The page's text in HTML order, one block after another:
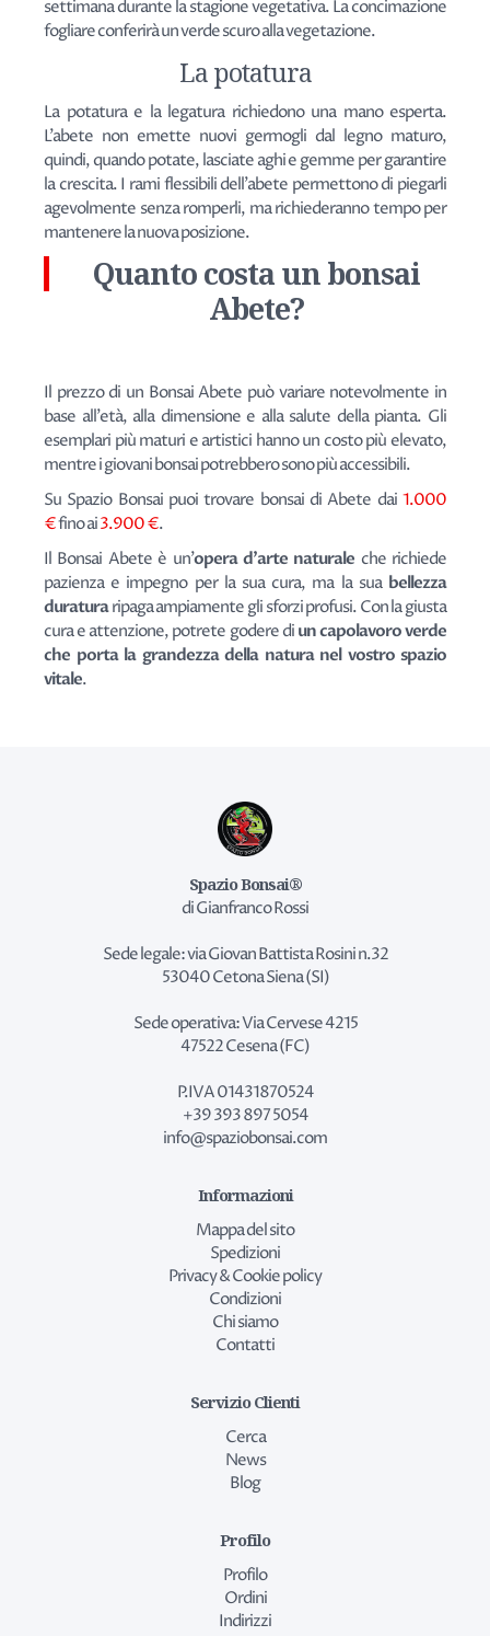
settimana durante la stagione vegetativa. La concimazione
fogliare conferirà un verde scuro alla vegetazione.
La potatura
La potatura e la legatura richiedono una mano esperta.
L'abete non emette nuovi germogli dal legno maturo,
quindi, quando potate, lasciate aghi e gemme per garantire
la crescita. I rami flessibili dell'abete permettono di piegarli
agevolmente senza romperli, ma richiederanno tempo per
mantenere la nuova posizione.
Quanto costa un bonsai
Abete?
Il prezzo di un Bonsai Abete può variare notevolmente in
base all'età, alla dimensione e alla salute della pianta. Gli
esemplari più maturi e artistici hanno un costo più elevato,
mentre i giovani bonsai potrebbero sono più accessibili.
Su Spazio Bonsai puoi trovare bonsai di Abete dai 1.000
€fino ai3.900 €.
Il Bonsai Abete è un'opera d'arte naturale che richiede
pazienza e impegno per la sua cura, ma la sua bellezza
duraturaripaga ampiamente gli sforzi profusi. Con la giusta
cura e attenzione, potrete godere diun capolavoro verde
che porta la grandezza della natura nel vostro spazio
vitale.
Spazio Bonsai®
di Gianfranco Rossi
Sede legale: via Giovan Battista Rosini n.32
53040 Cetona Siena (SI)
Sede operativa: Via Cervese 4215
47522 Cesena (FC)
P.IVA 01431870524
+39 393 897 5054
info@spaziobonsai.com
Informazioni
Mappa del sito
Spedizioni
Privacy & Cookie policy
Condizioni
Chi siamo
Contatti
Servizio Clienti
Cerca
News
Blog
Profilo
Profilo
Ordini
Indirizzi